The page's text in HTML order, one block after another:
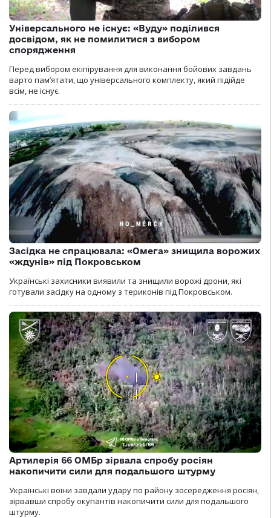
Універсального не існує: «Вуду» поділився
досвідом, як не помилитися з вибором
спорядження
Перед вибором екіпірування для виконання бойових завдань
варто пам’ятати, що універсального комплекту, який підійде
всім, не існує.
Засідка не спрацювала: «Омега» знищила ворожих
«ждунів» під Покровськом
Українські захисники виявили та знищили ворожі дрони, які
готували засідку на одному з териконів під Покровськом.
Артилерія 66 ОМБр зірвала спробу росіян
накопичити сили для подальшого штурму
Українські воїни завдали удару по району зосередження росіян,
зірвавши спробу окупантів накопичити сили для подальшого
штурму.